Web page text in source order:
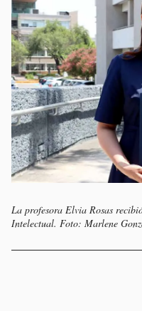
La profesora Elvia Rosas
Intelectual. Foto: Marlene